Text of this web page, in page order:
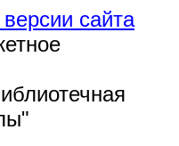
сайта